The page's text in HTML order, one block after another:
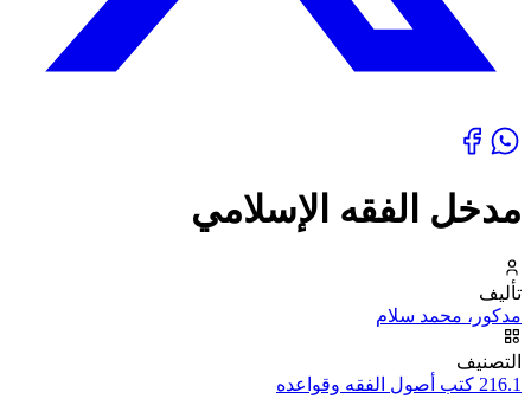
مدخل الفقه الإسلامي
تأليف
مدكور، محمد سلام
التصنيف
216.1 كتب أصول الفقه وقواعده